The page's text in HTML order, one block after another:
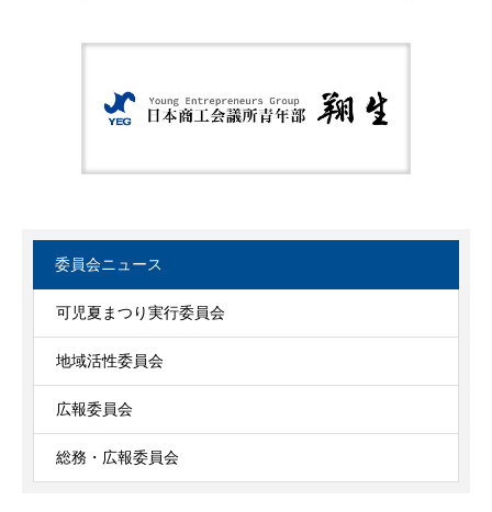
委員会ニュース
可児夏まつり実行委員会
地域活性委員会
広報委員会
総務・広報委員会